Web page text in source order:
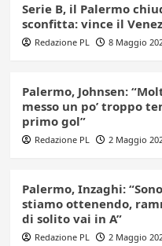
Serie B, il Palermo
sconfitta: vince il
Redazione PL 8 Maggio
Palermo, Johnsen:
messo un po’ troppo
primo gol”
Redazione PL 2 Maggio
Palermo, Inzaghi:
stiamo ottenendo,
di solito vai in A”
Redazione PL 2 Maggio